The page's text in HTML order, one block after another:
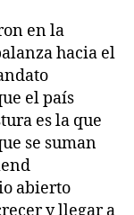
en la
hacia el
el país
es la que
se suman
abierto